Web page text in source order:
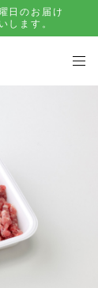
日のお届け
します。